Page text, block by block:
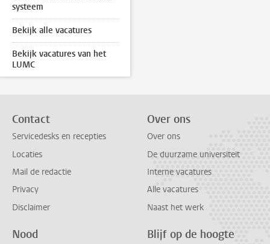
systeem
Bekijk alle vacatures
Bekijk vacatures van het
LUMC
Contact
Servicedesks en recepties
Locaties
Mail de redactie
Privacy
Disclaimer
Over ons
Over ons
De duurzame universiteit
Interne vacatures
Alle vacatures
Naast het werk
Nood Blijf op de hoogte